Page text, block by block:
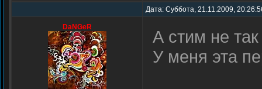
Дата: Суббота, 21.11.2009,
DaNGeR
А стим не
У меня эта